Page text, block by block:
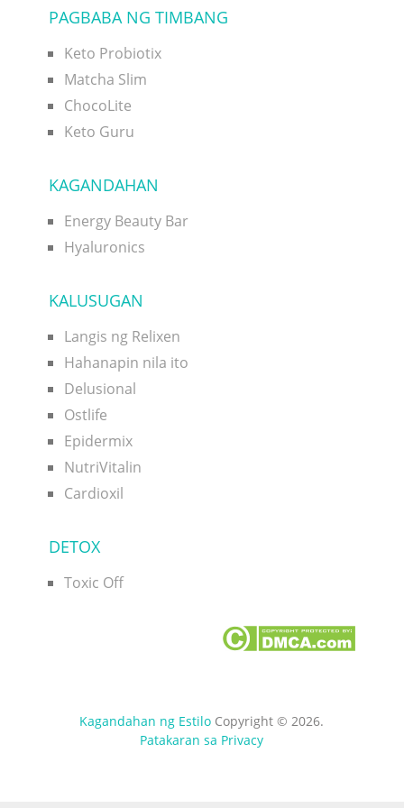
PAGBABA NG TIMBANG
Keto Probiotix
Matcha Slim
ChocoLite
Keto Guru
KAGANDAHAN
Energy Beauty Bar
Hyaluronics
KALUSUGAN
Langis ng Relixen
Hahanapin nila ito
Delusional
Ostlife
Epidermix
NutriVitalin
Cardioxil
DETOX
Toxic Off
Kagandahan ng Estilo Copyright © 2026.
Patakaran sa Privacy